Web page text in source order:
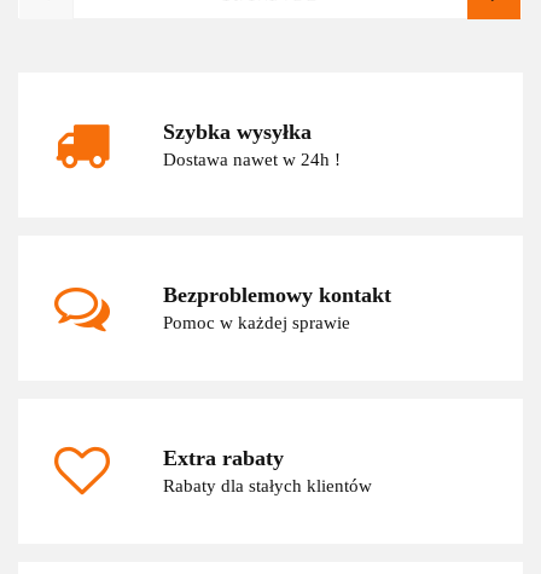
Szybka wysyłka
Dostawa nawet w 24h !
Bezproblemowy kontakt
Pomoc w każdej sprawie
Extra rabaty
Rabaty dla stałych klientów